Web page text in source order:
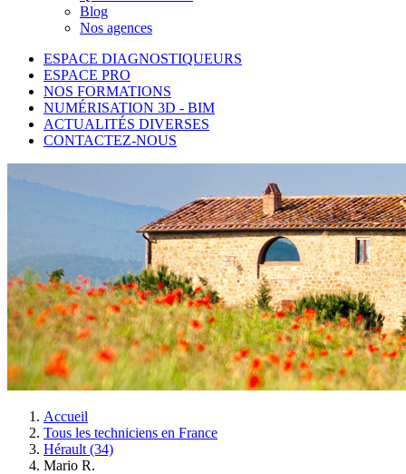
Blog
Nos agences
ESPACE DIAGNOSTIQUEURS
ESPACE PRO
NOS FORMATIONS
NUMÉRISATION 3D - BIM
ACTUALITÉS DIVERSES
CONTACTEZ-NOUS
Accueil
Tous les techniciens en France
Hérault (34)
Mario R.